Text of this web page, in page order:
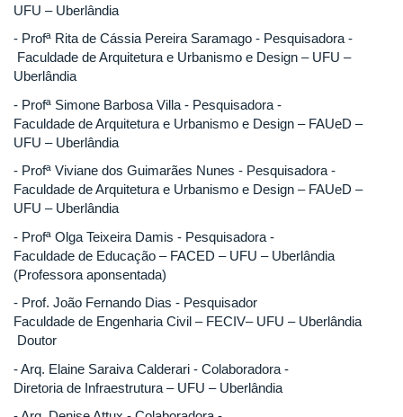
UFU – Uberlândia
- Profª Rita de Cássia Pereira Saramago - Pesquisadora -
Faculdade de Arquitetura e Urbanismo e Design – UFU –
Uberlândia
- Profª Simone Barbosa Villa - Pesquisadora -
Faculdade de Arquitetura e Urbanismo e Design – FAUeD –
UFU – Uberlândia
- Profª Viviane dos Guimarães Nunes - Pesquisadora -
Faculdade de Arquitetura e Urbanismo e Design – FAUeD –
UFU – Uberlândia
- Profª Olga Teixeira Damis - Pesquisadora -
Faculdade de Educação – FACED – UFU – Uberlândia
(Professora aponsentada)
- Prof. João Fernando Dias - Pesquisador
Faculdade de Engenharia Civil – FECIV– UFU – Uberlândia
Doutor
- Arq. Elaine Saraiva Calderari - Colaboradora -
Diretoria de Infraestrutura – UFU – Uberlândia